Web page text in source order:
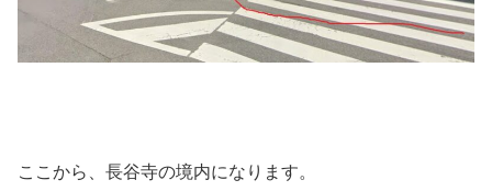
ここから、長谷寺の境内になります。